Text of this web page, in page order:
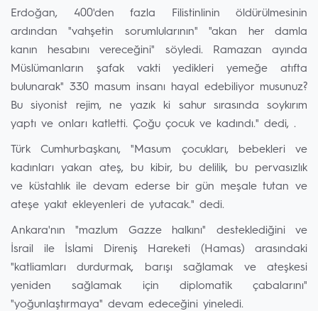
Erdoğan, 400'den fazla Filistinlinin öldürülmesinin
ardından "vahşetin sorumlularının" "akan her damla
kanın hesabını vereceğini" söyledi. Ramazan ayında
Müslümanların şafak vakti yedikleri yemeğe atıfta
bulunarak" 330 masum insanı hayal edebiliyor musunuz?
Bu siyonist rejim, ne yazık ki sahur sırasında soykırım
yaptı ve onları katletti. Çoğu çocuk ve kadındı." dedi, .
Türk Cumhurbaşkanı, "Masum çocukları, bebekleri ve
kadınları yakan ateş, bu kibir, bu delilik, bu pervasızlık
ve küstahlık ile devam ederse bir gün meşale tutan ve
ateşe yakıt ekleyenleri de yutacak." dedi.
Ankara'nın "mazlum Gazze halkını" desteklediğini ve
İsrail ile İslami Direniş Hareketi (Hamas) arasındaki
"katliamları durdurmak, barışı sağlamak ve ateşkesi
yeniden sağlamak için diplomatik çabalarını"
"yoğunlaştırmaya" devam edeceğini yineledi.